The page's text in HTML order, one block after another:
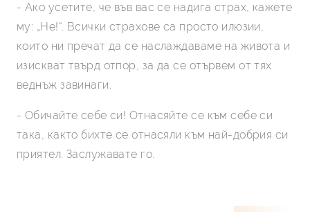
- Ако усетите, че във вас се надига страх, кажете
му: „Не!“. Всички страхове са просто илюзии,
които ни пречат да се наслаждаваме на живота и
изискват твърд отпор, за да се отървем от тях
веднъж завинаги.
- Обичайте себе си! Отнасяйте се към себе си
така, както бихте се отнасяли към най-добрия си
приятел. Заслужавате го.